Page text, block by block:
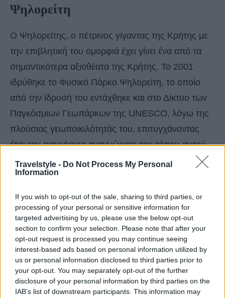
Travelstyle - Do Not Process My Personal
Information
If you wish to opt-out of the sale, sharing to third parties, or
processing of your personal or sensitive information for
targeted advertising by us, please use the below opt-out
section to confirm your selection. Please note that after your
opt-out request is processed you may continue seeing
interest-based ads based on personal information utilized by
us or personal information disclosed to third parties prior to
your opt-out. You may separately opt-out of the further
disclosure of your personal information by third parties on the
IAB’s list of downstream participants. This information may
Ψηλορείτη
Ο Ψηλορείτης, ο πέτρινος γίγαντας της Κρήτης με
την επιβλητική του ομορφιά έχει γίνει ένα από τα
σημαντικότερα αξιοθέατα της Κρήτης. Το 2001
ιδρύθηκε το Φυσικό Πάρκο Ψηλορείτη, το οποίο
από την ίδρυσή του εντάχθηκε και στο Δίκτυο των
Παγκόσμιων Γεωπάρκων της UNESCO, λόγω της
πλούσιας γεωποικιλότητάς του, επιτυγχάνοντας
έτσι την παγκόσμια αναγνώριση του τόπου αυτού.
Το Παγκόσμιο Γεωπάρκο UNESCO του Ψηλορείτη
τόσο για αναψυχή όσο και για εκπαίδευση.
Καλύπτει μια έκταση 1272 τετραγωνικών
χιλιόμετρων και βρίσκεται στην κεντρική Κρήτη.